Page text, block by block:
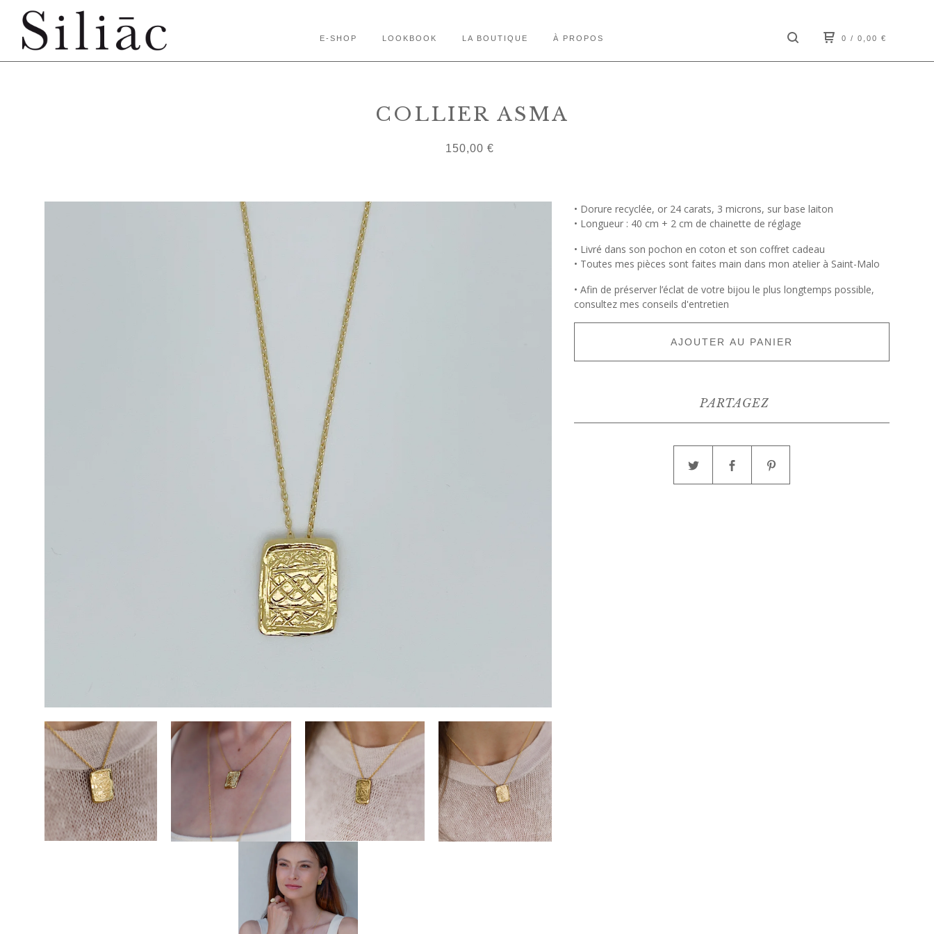
E-SHOP LOOKBOOK LA BOUTIQUE À PROPOS 0 / 0,00 €
COLLIER ASMA
150,00 €
• Dorure recyclée, or 24 carats, 3 microns, sur base laiton
• Longueur : 40 cm + 2 cm de chainette de réglage
• Livré dans son pochon en coton et son coffret cadeau
• Toutes mes pièces sont faites main dans mon atelier à Saint-Malo
• Afin de préserver l’éclat de votre bijou le plus longtemps possible,
consultez mes conseils d'entretien
AJOUTER AU PANIER
PARTAGEZ